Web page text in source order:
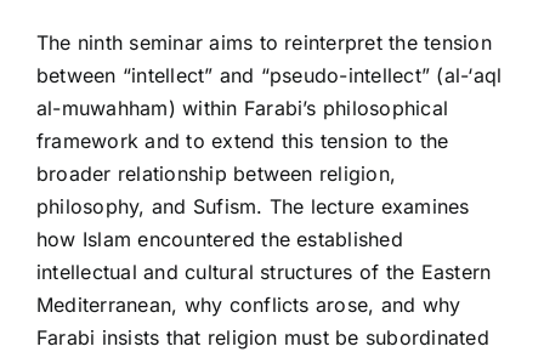
The ninth seminar aims to reinterpret the tension
between “intellect” and “pseudo-intellect” (al-‘aql
al-muwahham) within Farabi’s philosophical
framework and to extend this tension to the
broader relationship between religion,
philosophy, and Sufism. The lecture examines
how Islam encountered the established
intellectual and cultural structures of the Eastern
Mediterranean, why conflicts arose, and why
Farabi insists that religion must be subordinated